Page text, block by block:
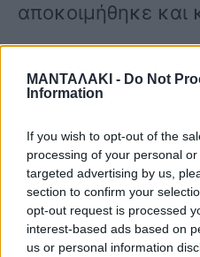
ΜΑΝΤΑΛΑΚΙ - Do Not
Information
If you wish to opt-out of the
processing of your personal
targeted advertising by us,
section to confirm your
opt-out request is processed
interest-based ads based on
us or personal information
αποκοιμήθηκε και
Στην περιοχή και
οποία πέρασε και
Εθνικής οδού.
Επί ποδός